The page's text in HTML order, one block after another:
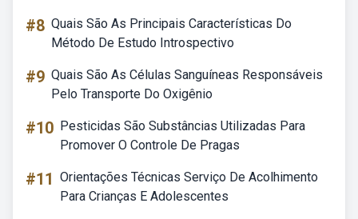
#8 Quais São As Principais Características Do
Método De Estudo Introspectivo
#9 Quais São As Células Sanguíneas Responsáveis
Pelo Transporte Do Oxigênio
#10 Pesticidas São Substâncias Utilizadas Para
Promover O Controle De Pragas
#11 Orientações Técnicas Serviço De Acolhimento
Para Crianças E Adolescentes